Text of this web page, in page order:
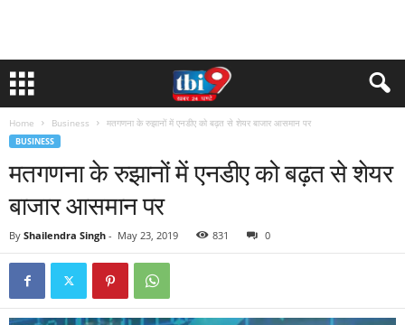
Home Business मतगणना के रुझानों में एनडीए को बढ़त से शेयर बाजार आसमान पर
BUSINESS
मतगणना के रुझानों में एनडीए को बढ़त से शेयर
बाजार आसमान पर
By Shailendra Singh - May 23, 2019 831 0